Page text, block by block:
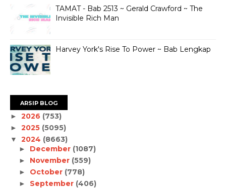
TAMAT - Bab 2513 ~ Gerald Crawford ~ The
Invisible Rich Man
Harvey York's Rise To Power ~ Bab Lengkap
ARSIP BLOG
► 2026 (753)
► 2025 (5095)
▼ 2024 (8663)
► December (1087)
► November (559)
► October (778)
► September (406)